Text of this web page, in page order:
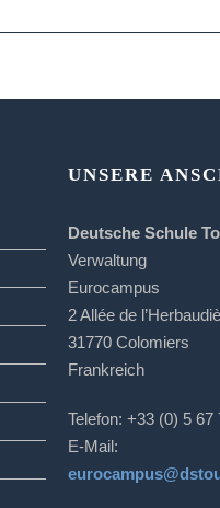
UNSERE
Deutsche Schule
Verwaltung
Eurocampus
2 Allée de
31770 Colomiers
Frankreich
Telefon: +33 (0) 5 67
E-Mail: